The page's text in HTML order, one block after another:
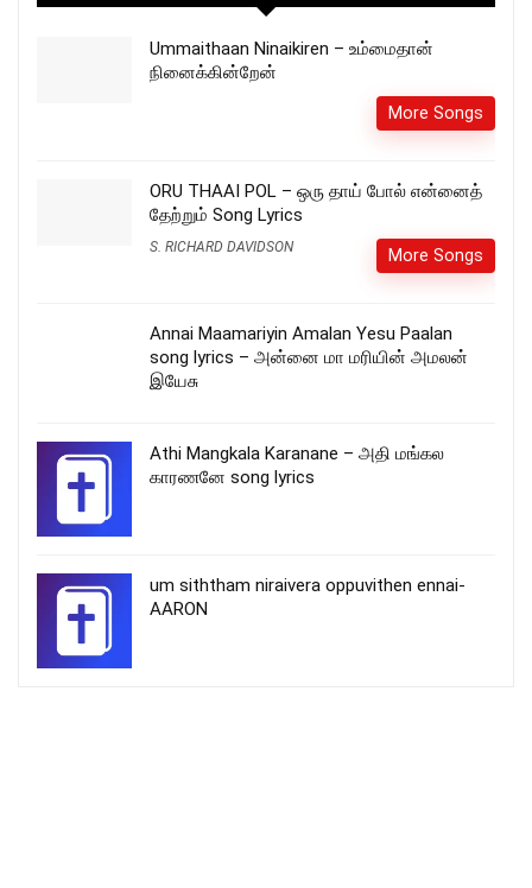
Ummaithaan Ninaikiren – உம்மைதான்
நினைக்கின்றேன்
More Songs
ORU THAAI POL – ஒரு தாய் போல் என்னைத்
தேற்றும் Song Lyrics
S. RICHARD DAVIDSON More Songs
Annai Maamariyin Amalan Yesu Paalan
song lyrics – அன்னை மா மரியின் அமலன்
இயேசு
Athi Mangkala Karanane – அதி மங்கல
காரணனே song lyrics
um siththam niraivera oppuvithen ennai-
AARON